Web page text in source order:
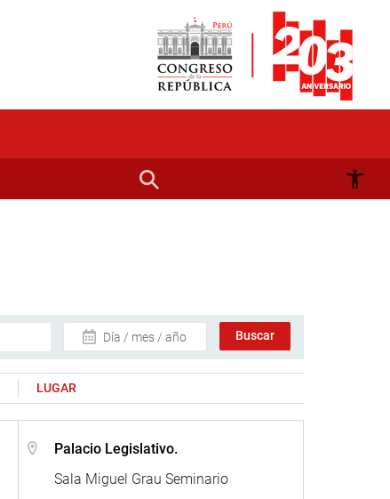
Día / mes / año
LUGAR
Palacio Legislativo.
Sala Miguel Grau Seminario